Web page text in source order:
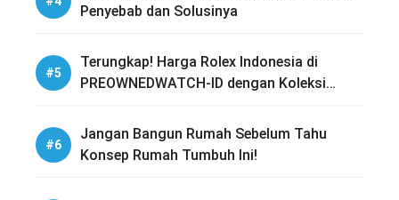
Penyebab dan Solusinya
Terungkap! Harga Rolex Indonesia di
PREOWNEDWATCH-ID dengan Koleksi
Jangan Bangun Rumah Sebelum Tahu
Konsep Rumah Tumbuh Ini!